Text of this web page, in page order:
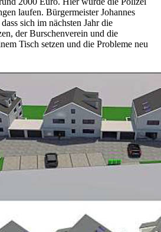
laufen. Bürgermeister Johannes
sich im nächsten Jahr die
der Burschenverein und die
Tisch setzen und die Probleme neu